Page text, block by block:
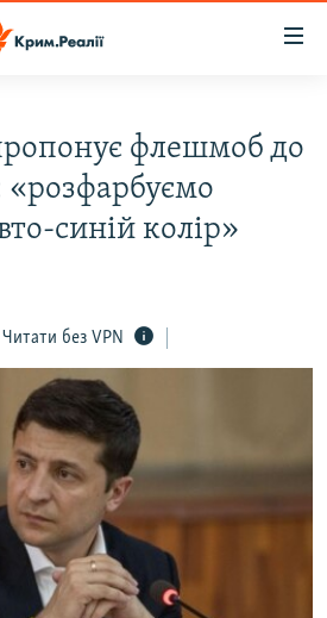
флешмоб до
синій колір»
Читати без VPN